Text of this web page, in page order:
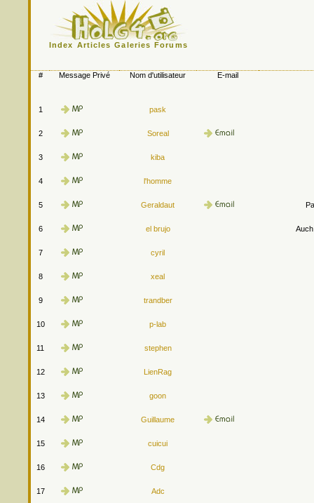
Index Articles Galeries Forums
# Message Privé Nom d'utilisateur E-mail
1 pask
2 Soreal
3 kiba
4 l'homme
5 Geraldaut
6 el brujo
7 cyril
8 xeal
9 trandber
10 p-lab
11 stephen
12 LienRag
13 goon
14 Guillaume
15 cuicui
16 Cdg
17 Adc